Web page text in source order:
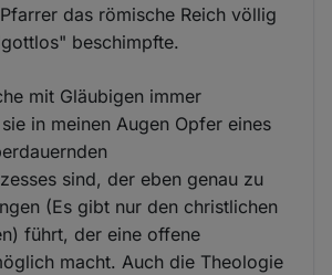
das römische Reich völlig
beschimpfte.
mit Gläubigen immer
in meinen Augen Opfer eines
sind, der eben genau zu
(Es gibt nur den christlichen
führt, der eine offene
macht. Auch die Theologie